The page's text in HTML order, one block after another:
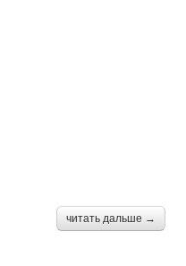
читать дальше →